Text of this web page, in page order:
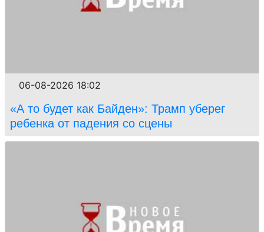
06-08-2026 18:02
«А то будет как Байден»: Трамп уберег
ребенка от падения со сцены